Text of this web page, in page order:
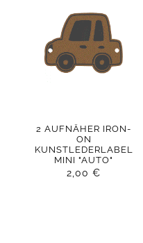
2 AUFNÄHER IRON-
ON
KUNSTLEDERLABEL
MINI "AUTO"
2,00€